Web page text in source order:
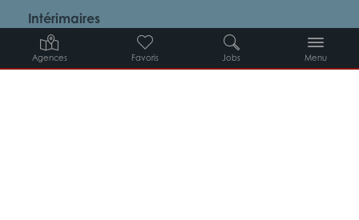
Agences Favoris Jobs Menu
Intérimaires
À propos d’Adéquat